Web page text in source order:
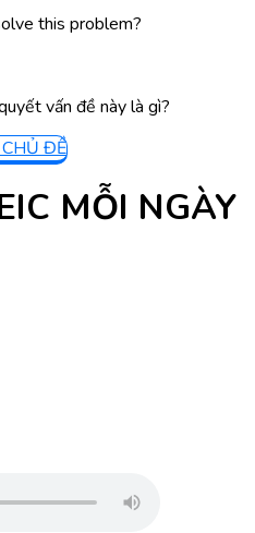
this problem?
vấn đề này là gì?
ĐỀ
MỖI NGÀY